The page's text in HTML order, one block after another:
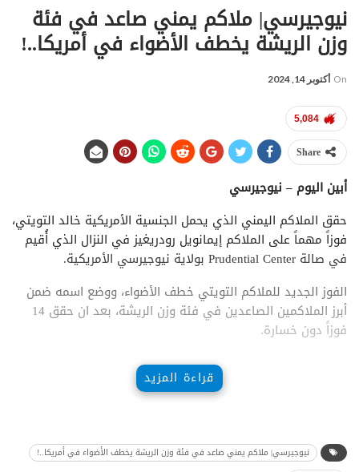
نيوجيرسي| ملاكم يمني صاعد في فئة
وزن الريشة يخطف الأضواء في أمريكا..!
On أكتوبر 14, 2024
5,084
Share
أبين اليوم – نيوجيرسي
حقق الملاكم اليمني الذي يحمل الجنسية الأمريكية خالد التويتي،
فوزاً مهماً على الملاكم إيمانويل رودريغيز في النزال الذي أُقيم
في صالة Prudential Center بولاية نيوجيرسي الأمريكية.
الفوز الجديد للملاكم التويتي خطف الأضواء، ووضع اسمه ضمن
أبرز الملاكمين الصاعدين في فئة وزن الريشة، بعد ان حقق 14
فوزاً دون خسارة.
قراءة المزيد
نيوجيرسي| ملاكم يمني صاعد في فئة وزن الريشة يخطف الأضواء في أمريكا..!